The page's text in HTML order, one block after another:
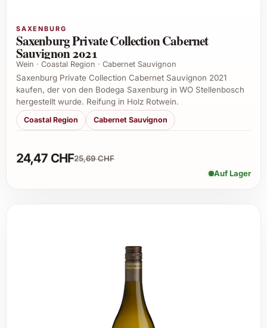
SAXENBURG
Saxenburg Private Collection Cabernet
Sauvignon 2021
Wein · Coastal Region · Cabernet Sauvignon
Saxenburg Private Collection Cabernet Sauvignon 2021
kaufen, der von den Bodega Saxenburg in WO Stellenbosch
hergestellt wurde. Reifung in Holz Rotwein.
Coastal Region Cabernet Sauvignon
24,47 CHF25,69 CHF
Auf Lager